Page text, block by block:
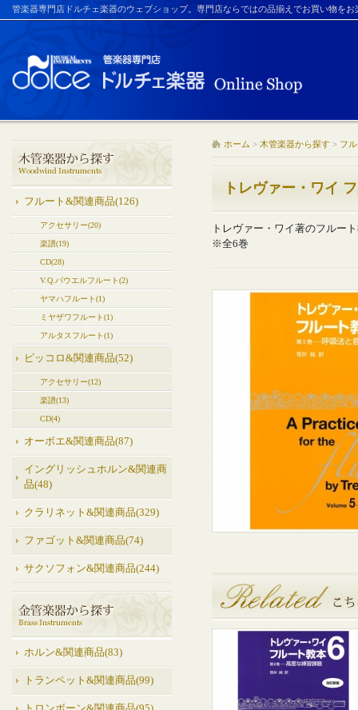
管楽器専門店ドルチェ楽器のウェブショップ。専門店ならではの品揃えでお買い物を
フルート&関連商品(126)
アクセサリー(20)
楽譜(19)
CD(28)
V.Q.パウエルフルート(2)
ヤマハフルート(1)
ミヤザワフルート(1)
アルタスフルート(1)
ピッコロ&関連商品(52)
アクセサリー(12)
楽譜(13)
CD(4)
オーボエ&関連商品(87)
イングリッシュホルン&関連商
品(48)
クラリネット&関連商品(329)
ファゴット&関連商品(74)
サクソフォン&関連商品(244)
ホルン&関連商品(83)
トランペット&関連商品(99)
ホーム > 木管楽器から探す > フ
トレヴァー・ワイ
トレヴァー・ワイ著のフルー
※全6巻